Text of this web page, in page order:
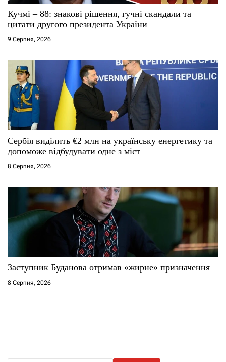
Кучмі – 88: знакові рішення, гучні скандали та
цитати другого президента України
9 Серпня, 2026
Сербія виділить €2 млн на українську енергетику та
допоможе відбудувати одне з міст
8 Серпня, 2026
Заступник Буданова отримав «жирне» призначення
8 Серпня, 2026